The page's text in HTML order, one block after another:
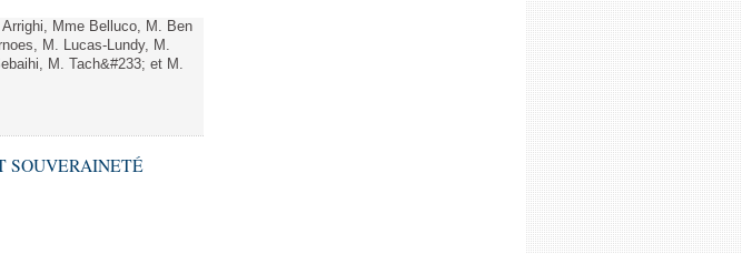
Mme Belluco, M. Ben
M. Lucas-Lundy, M.
M. Tach&#233; et M.
SOUVERAINETÉ